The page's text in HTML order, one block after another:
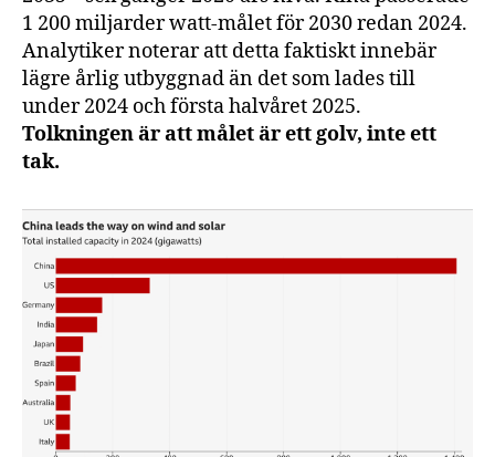
1 200 miljarder watt-målet för 2030 redan 2024.
Analytiker noterar att detta faktiskt innebär
lägre årlig utbyggnad än det som lades till
under 2024 och första halvåret 2025.
Tolkningen är att målet är ett golv, inte ett
tak.